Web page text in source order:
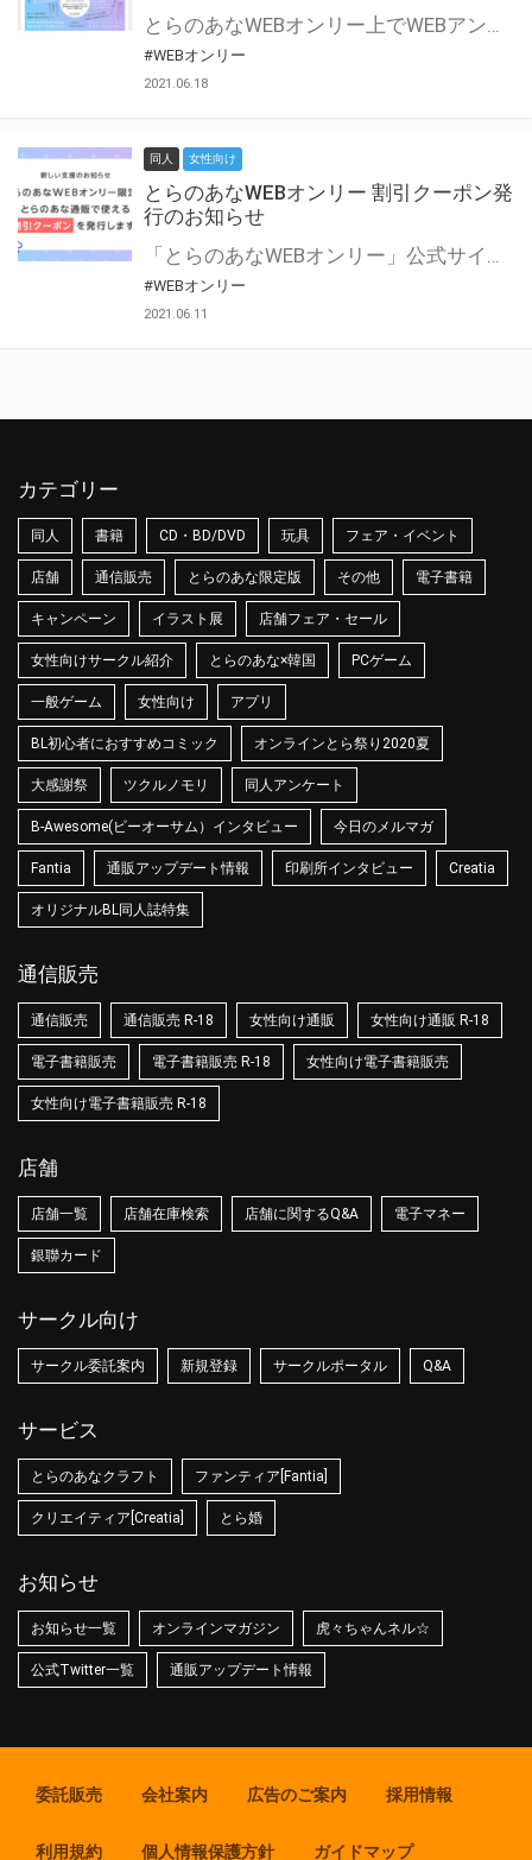
とらのあなWEBオンリー上でWEBアンソロジーが作成できる「記念コメント」について、その使い方や作成手順を解説します！ 支援タイプを「サークル参加型」「サークル参加型・マルシェ(イベント会場)機能付き」でお申し込みいただいている主催者様はぜひご活用ください♪ とらのあなWEBオンリーサイトはこちら
#WEBオンリー
2021.06.18
同人 女性向け
とらのあなWEBオンリー 割引クーポン発
行のお知らせ
「とらのあなWEBオンリー」公式サイトでとらのあな通販の「割引クーポン」を配布中！ イベントごとに開催当日限定で使える割引クーポンのシリアルコードを発行します。 とらのあなWEBオンリーのページをチェックして、イベント当日にお得にお買い物を楽しみましょう♪ ※本キャンペーンは予告なく終了する場合がございます。 とらのあなWEBオンリーサイトはこちら
#WEBオンリー
2021.06.11
カテゴリー
同人 書籍 CD・BD/DVD 玩具 フェア・イベント
店舗 通信販売 とらのあな限定版 その他 電子書籍
キャンペーン イラスト展 店舗フェア・セール
女性向けサークル紹介 とらのあな×韓国 PCゲーム
一般ゲーム 女性向け アプリ
BL初心者におすすめコミック オンラインとら祭り2020夏
大感謝祭 ツクルノモリ 同人アンケート
B-Awesome(ビーオーサム）インタビュー 今日のメルマガ
Fantia 通販アップデート情報 印刷所インタビュー Creatia
オリジナルBL同人誌特集
通信販売
通信販売 通信販売 R-18 女性向け通販 女性向け通販 R-18
電子書籍販売 電子書籍販売 R-18 女性向け電子書籍販売
女性向け電子書籍販売 R-18
店舗
店舗一覧 店舗在庫検索 店舗に関するQ&A 電子マネー
銀聯カード
サークル向け
サークル委託案内 新規登録 サークルポータル Q&A
サービス
とらのあなクラフト ファンティア[Fantia]
クリエイティア[Creatia] とら婚
お知らせ
お知らせ一覧 オンラインマガジン 虎々ちゃんネル☆
公式Twitter一覧 通販アップデート情報
委託販売 会社案内 広告のご案内 採用情報
利用規約 個人情報保護方針 ガイドマップ